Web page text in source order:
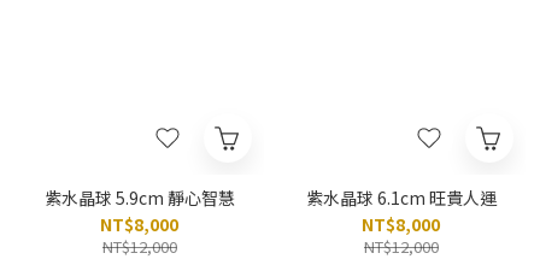
紫水晶球 5.9cm 靜心智慧
NT$8,000
NT$12,000
紫水晶球 6.1cm 旺貴人運
NT$8,000
NT$12,000